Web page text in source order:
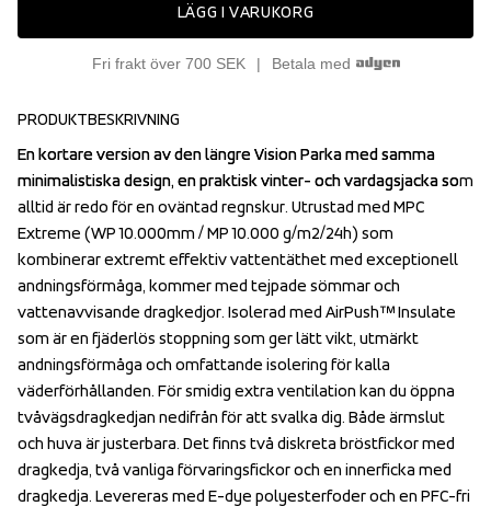
LÄGG I VARUKORG
Fri frakt över 700 SEK Betala med
PRODUKTBESKRIVNING
En kortare version av den längre Vision Parka med samma
minimalistiska design, en praktisk vinter- och vardagsjacka som
alltid är redo för en oväntad regnskur. Utrustad med MPC
Extreme (WP 10.000mm / MP 10.000 g/m2/24h) som
kombinerar extremt effektiv vattentäthet med exceptionell
andningsförmåga, kommer med tejpade sömmar och
vattenavvisande dragkedjor. Isolerad med AirPush™ Insulate
som är en fjäderlös stoppning som ger lätt vikt, utmärkt
andningsförmåga och omfattande isolering för kalla
väderförhållanden. För smidig extra ventilation kan du öppna
tvåvägsdragkedjan nedifrån för att svalka dig. Både ärmslut
och huva är justerbara. Det finns två diskreta bröstfickor med
dragkedja, två vanliga förvaringsfickor och en innerficka med
dragkedja. Levereras med E-dye polyesterfoder och en PFC-fri
En kortare version av den längre Vision Parka med samma
minimalistiska design, en praktisk vinter- och vardagsjacka som
alltid är redo för en oväntad regnskur. Utrustad med MPC
Extreme (WP 10.000mm / MP 10.000 g/m2/24h) som
kombinerar extremt effektiv vattentäthet med exceptionell
andningsförmåga, kommer med tejpade sömmar och
vattenavvisande dragkedjor. Isolerad med AirPush™ Insulate
som är en fjäderlös stoppning som ger lätt vikt, utmärkt
andningsförmåga och omfattande isolering för kalla
väderförhållanden. För smidig extra ventilation kan du öppna
tvåvägsdragkedjan nedifrån för att svalka dig. Både ärmslut
och huva är justerbara. Det finns två diskreta bröstfickor med
dragkedja, två vanliga förvaringsfickor och en innerficka med
dragkedja. Levereras med E-dye polyesterfoder och en PFC-fri